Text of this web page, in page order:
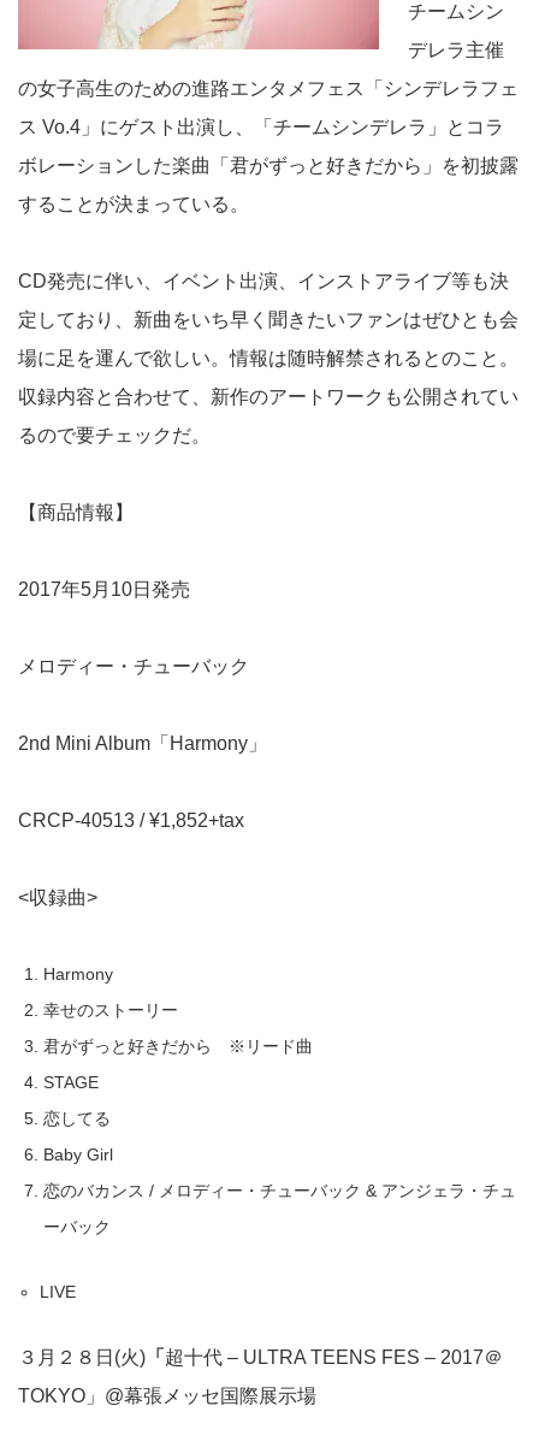
チームシン
デレラ主催
の女子高生のための進路エンタメフェス「シンデレラフェ
ス Vo.4」にゲスト出演し、「チームシンデレラ」とコラ
ボレーションした楽曲「君がずっと好きだから」を初披露
することが決まっている。
CD発売に伴い、イベント出演、インストアライブ等も決
定しており、新曲をいち早く聞きたいファンはぜひとも会
場に足を運んで欲しい。情報は随時解禁されるとのこと。
収録内容と合わせて、新作のアートワークも公開されてい
るので要チェックだ。
【商品情報】
2017年5月10日発売
メロディー・チューバック
2nd Mini Album「Harmony」
CRCP-40513 / ¥1,852+tax
<収録曲>
Harmony
幸せのストーリー
君がずっと好きだから ※リード曲
STAGE
恋してる
Baby Girl
恋のバカンス / メロディー・チューバック & アンジェラ・チュ
ーバック
LIVE
３月２８日(火) 「 超十代 – ULTRA TEENS FES – 2017＠
TOKYO」@幕張メッセ国際展示場